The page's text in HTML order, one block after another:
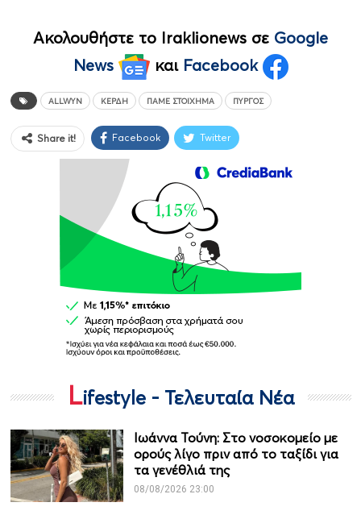
Ακολουθήστε το Iraklionews σε Google
News
και Facebook
ALLWYN ΚΈΡΔΗ ΠΆΜΕ ΣΤΟΊΧΗΜΑ ΠΎΡΓΟΣ
Share it! Facebook Twitter
Lifestyle - Τελευταία Νέα
Ιωάννα Τούνη: Στο νοσοκομείο με
ορούς λίγο πριν από το ταξίδι για
τα γενέθλιά της
08/08/2026 23:00